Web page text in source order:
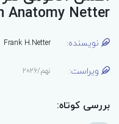
Anatomy Netter
نویسنده: Frank H.Netter
ویراست: نهم/2026
بررسی کوتاه: